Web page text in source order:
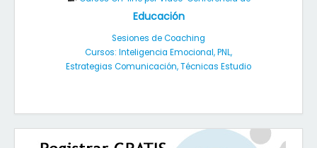
Educación
Sesiones de Coaching
Cursos: Inteligencia Emocional, PNL,
Estrategias Comunicación, Técnicas Estudio